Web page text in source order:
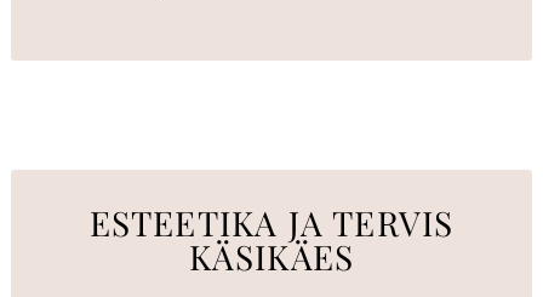
ESTEETIKA JA TERVIS
KÄSIKÄES